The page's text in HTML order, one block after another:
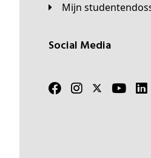
Mijn
Social Media